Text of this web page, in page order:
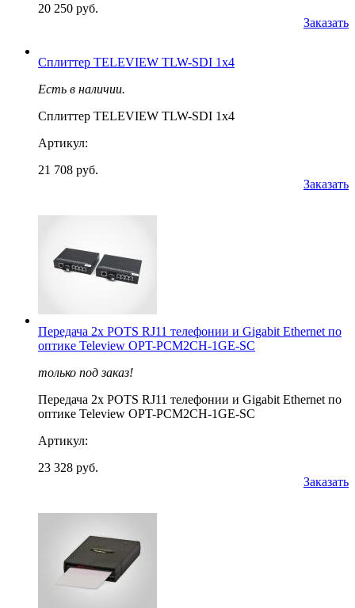
20 250 руб.
Заказать
Сплиттер TELEVIEW TLW-SDI 1х4
Есть в наличии.
Сплиттер TELEVIEW TLW-SDI 1х4
Артикул:
21 708 руб.
Заказать
Передача 2x POTS RJ11 телефонии и Gigabit Ethernet по
оптике Teleview OPT-PCM2CH-1GE-SC
только под заказ!
Передача 2x POTS RJ11 телефонии и Gigabit Ethernet по
оптике Teleview OPT-PCM2CH-1GE-SC
Артикул:
23 328 руб.
Заказать